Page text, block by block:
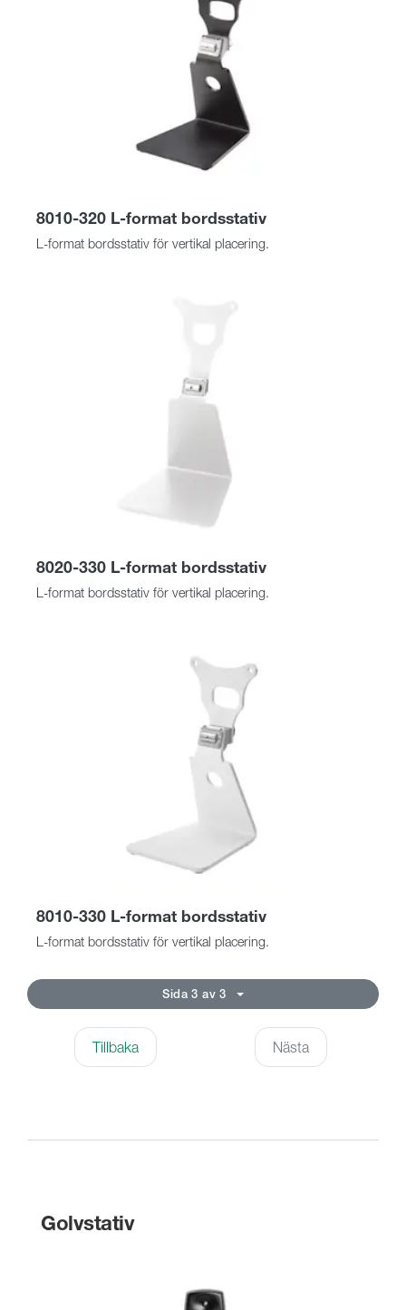
8010-320 L-format bordsstativ
L-format bordsstativ för vertikal placering.
8020-330 L-format bordsstativ
L-format bordsstativ för vertikal placering.
8010-330 L-format bordsstativ
L-format bordsstativ för vertikal placering.
Sida 3 av 3
Tillbaka Nästa
Golvstativ